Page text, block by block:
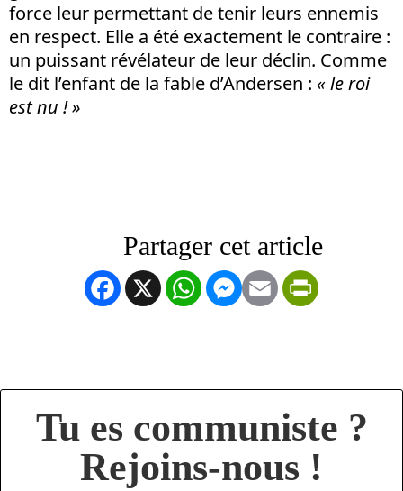
force leur permettant de tenir leurs ennemis
en respect. Elle a été exactement le contraire :
un puissant révélateur de leur déclin. Comme
le dit l’enfant de la fable d’Andersen : « le roi
est nu ! »
Facebook
X WhatsApp
Messenger
Email
Tu es communiste ?
Rejoins-nous !